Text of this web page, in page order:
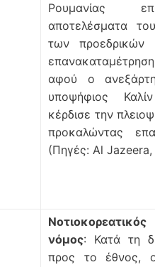
Ρουμανίας
αποτελέσματα
των προεδρικών
αφού ο
υποψήφιος
κέρδισε την
προκαλώντας
(Πηγές: Al
νόμος: Κατά τη
προς το έθνος, ο